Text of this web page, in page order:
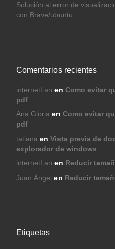
Solución al error de
con Brave/ubuntu
Comentarios recientes
internetLan en Como evitar
pdf
Ana Gloriaen Como evitar
pdf
tatiana en Vista previa de
explorador de windows
internetLan en Reducir
Juan Ángel en Reducir
Etiquetas